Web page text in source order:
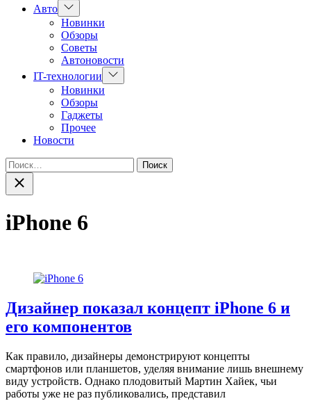
Авто Показать
подменю
Новинки
Обзоры
Советы
Автоновости
IT-технологии
Показать
подменю
Новинки
Обзоры
Гаджеты
Прочее
Новости
Найти:
Закрыть
поиск
iPhone 6
Дизайнер показал концепт iPhone 6 и
его компонентов
Как правило, дизайнеры демонстрируют концепты
смартфонов или планшетов, уделяя внимание лишь внешнему
виду устройств. Однако плодовитый Мартин Хайек, чьи
работы уже не раз публиковались, представил